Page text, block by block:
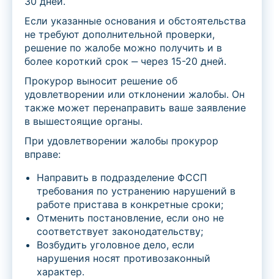
Если указанные основания и обстоятельства
не требуют дополнительной проверки,
решение по жалобе можно получить и в
более короткий срок ‒ через 15-20 дней.
Прокурор выносит решение об
удовлетворении или отклонении жалобы. Он
также может перенаправить ваше заявление
в вышестоящие органы.
При удовлетворении жалобы прокурор
вправе:
Направить в подразделение ФССП
требования по устранению нарушений в
работе пристава в конкретные сроки;
Отменить постановление, если оно не
соответствует законодательству;
Возбудить уголовное дело, если
нарушения носят противозаконный
характер.